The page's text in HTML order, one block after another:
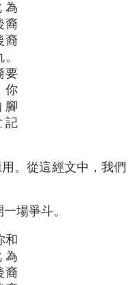
裔
裔
要
你
記
。從這經文中，我們
場爭斗。
和
裔